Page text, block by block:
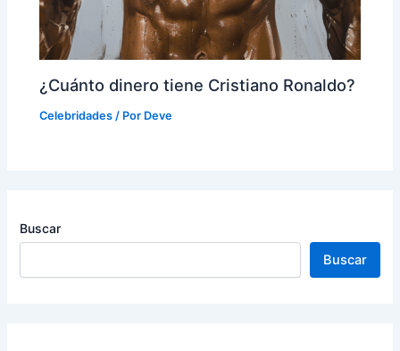
¿Cuánto dinero tiene Cristiano Ronaldo?
Celebridades / Por Deve
Buscar
Buscar